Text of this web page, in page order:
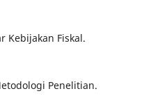
Kebijakan Fiskal.
Penelitian.